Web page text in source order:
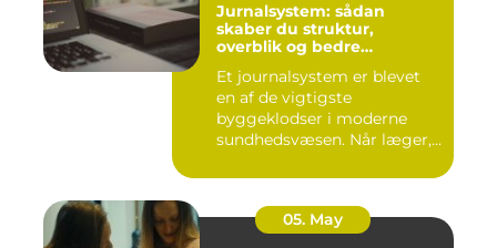
Jurnalsystem: sådan
skaber du struktur,
overblik og bedre
Et journalsystem er blevet
en af de vigtigste
byggeklodser i moderne
sundhedsvæsen. Når læger,
05. May